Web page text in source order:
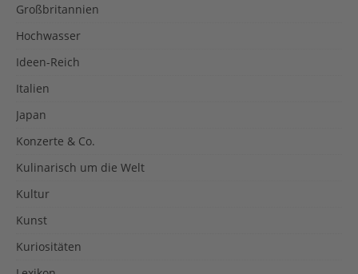
Großbritannien
Hochwasser
Ideen-Reich
Italien
Japan
Konzerte & Co.
Kulinarisch um die Welt
Kultur
Kunst
Kuriositäten